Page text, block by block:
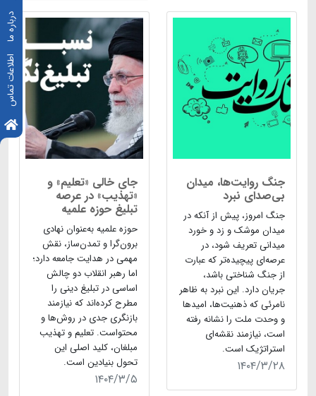
درباره ما
اطلاعات تماس
جنگ روایت‌ها، میدان
بی‌صدای نبرد
جنگ امروز، پیش از آنکه در
میدان موشک و زد و خورد
میدانی تعریف شود، در
عرصه‌ای پیچیده‌تر که عبارت
از جنگ شناختی باشد،
جریان دارد. این نبرد به ظاهر
نامرئی که ذهنیت‌ها، امیدها
و وحدت ملت را نشانه رفته
است، نیازمند نقشه‌ای
استراتژیک است.
۱۴۰۴/۳/۲۸
جای خالی «تعلیم» و
«تهذیب» در عرصه
تبلیغ حوزه علمیه
حوزه علمیه به‌عنوان نهادی
برون‌گرا و تمدن‌ساز، نقش
مهمی در هدایت جامعه دارد؛
اما رهبر انقلاب دو چالش
اساسی در تبلیغ دینی را
مطرح کرده‌اند که نیازمند
بازنگری جدی در روش‌ها و
محتواست. تعلیم و تهذیب
مبلغان، کلید اصلی این
تحول بنیادین است.
۱۴۰۴/۳/۵